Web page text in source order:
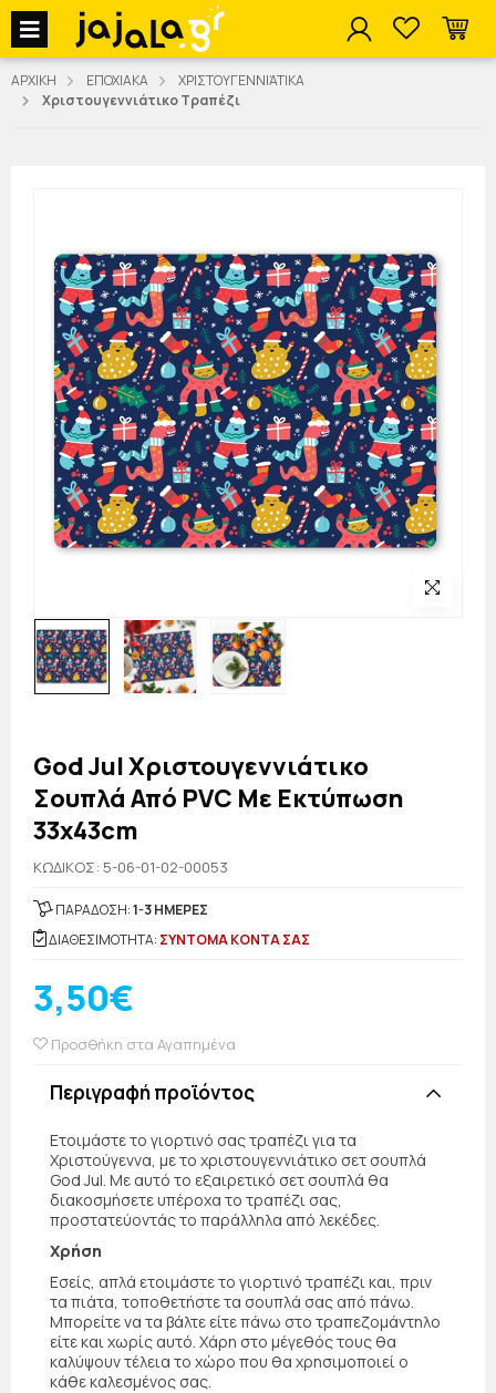
jajala Menu
ΑΡΧΙΚΗ ΕΠΟΧΙΑΚΑ
ΧΡΙΣΤΟΥΓΕΝΝΙΆΤΙΚΑ
Χριστουγεννιάτικο Τραπέζι
God Jul Χριστουγεννιάτικο
Σουπλά Από PVC Με Εκτύπωση
33x43cm
KΩΔΙΚΟΣ: 5-06-01-02-00053
ΠΑΡΑΔΟΣΗ:1-3 ΗΜΕΡΕΣ
ΔΙΑΘΕΣΙΜΟΤΗΤΑ: ΣΥΝΤΟΜΑ ΚΟΝΤΑ ΣΑΣ
3,50€
Προσθήκη στα Αγαπημένα
Περιγραφή προϊόντος
Ετοιμάστε το γιορτινό σας τραπέζι για τα
Χριστούγεννα, με το χριστουγεννιάτικο σετ σουπλά
God Jul. Με αυτό το εξαιρετικό σετ σουπλά θα
διακοσμήσετε υπέροχα το τραπέζι σας,
προστατεύοντάς το παράλληλα από λεκέδες.
Χρήση
Εσείς, απλά ετοιμάστε το γιορτινό τραπέζι και, πριν
τα πιάτα, τοποθετήστε τα σουπλά σας από πάνω.
Μπορείτε να τα βάλτε είτε πάνω στο τραπεζομάντηλο
είτε και χωρίς αυτό. Χάρη στο μέγεθός τους θα
καλύψουν τέλεια το χώρο που θα χρησιμοποιεί ο
κάθε καλεσμένος σας.